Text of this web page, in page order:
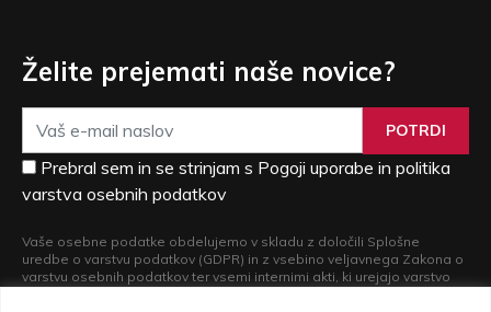
Želite prejemati naše novice?
POTRDI
Prebral sem in se strinjam s Pogoji uporabe in politika
varstva osebnih podatkov
Vaše osebne podatke obdelujemo v skladu z določili Splošne
uredbe o varstvu podatkov (GDPR) in z vsebino veljavnega Zakona o
varstvu osebnih podatkov ter vsemi internimi akti, ki urejajo varstvo